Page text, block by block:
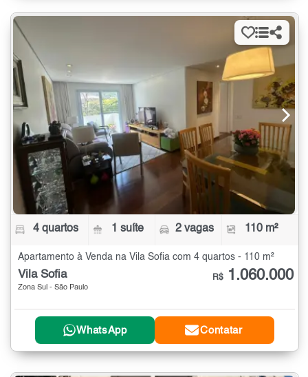
4 quartos 1 suíte 2 vagas 110 m²
Apartamento à Venda na Vila Sofia com 4 quartos - 110 m²
Vila Sofia
Zona Sul - São Paulo
R$ 1.060.000
WhatsApp Contatar